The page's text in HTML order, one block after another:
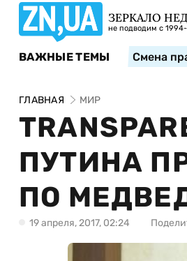
ЗЕРКАЛО
не подводим с 1994-
ВАЖНЫЕ ТЕМЫ Смена
ГЛАВНАЯ МИР
ПУТИНА
ПО
19 апреля, 2017, 02:24